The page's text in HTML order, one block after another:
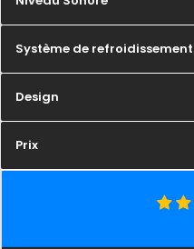
Système de refroidissement
Design
Prix